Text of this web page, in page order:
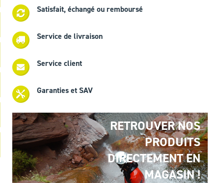
Satisfait, échangé ou remboursé
Service de livraison
Service client
Garanties et SAV
RETROUVER NOS
PRODUITS
DIRECTEMENT EN
MAGASIN !